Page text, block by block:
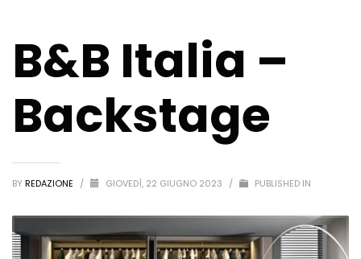
B&B Italia –
Backstage
BY REDAZIONE / GIOVEDÌ, 22 GIUGNO 2023 / PUBLISHED IN